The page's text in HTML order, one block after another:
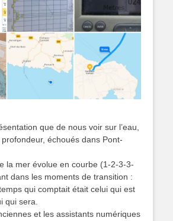
que de nous voir sur l’eau,
échoués dans Pont-
la mer évolue en courbe (1-2-3-3-
dans les moments de transition :
qui comptait était celui qui est
qui sera.
et les assistants numériques